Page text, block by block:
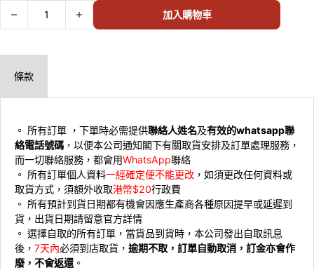
預訂 (2026年8月15日截) Megahouse G.M.G. Collection 馬茜 制服
加入購物車
條款
。 所有訂單 ，下單時必需提供聯絡人姓名及有效的whatsapp聯
絡電話號碼 ，以便本公司通知閣下有關取貨安排及訂單處理服務，
而一切聯絡服務，都會用WhatsApp聯絡
。 ⁠所有訂單個人資料一經確定便不能更改 ，如須更改任何資料或
取貨方式，須額外收取港幣$20行政費
。 ⁠所有預計到貨日期都有機會因應生產商各種原因提早或延遲到
貨，出貨日期請留意官方詳情
。 ⁠選擇自取的所有訂單，當貨品到貨時，本公司發出自取訊息
後， 7天內必須到店取貨， 逾期不取，訂單自動取消，訂金亦會作
廢，不會返還 。